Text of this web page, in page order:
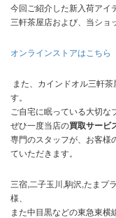
今回ご紹介した新入荷アイ
三軒茶屋店および、当ショ
オンラインストアはこちら
また、カインドオル三軒
す。
ご自宅に眠っている大切な
ぜひ一度当店の買取サービ
専門のスタッフが、お客様
ていただきます。
三宿,二子玉川,駒沢,たまプ
様、
また中目黒などの東急東横